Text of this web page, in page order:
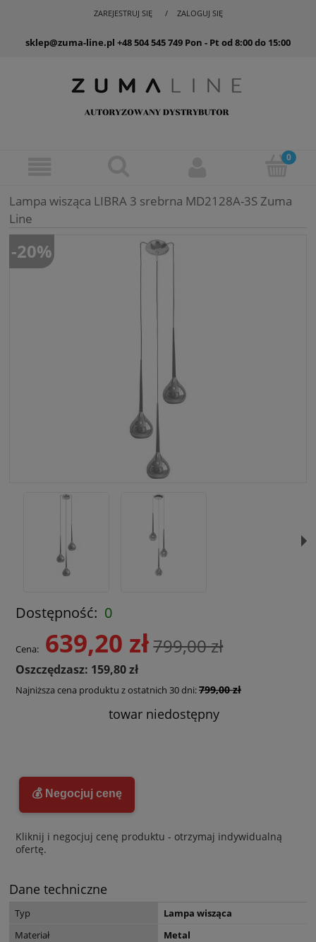
ZAREJESTRUJ SIĘ ZALOGUJ SIĘ
sklep@zuma-line.pl +48 504 545 749 Pon - Pt od 8:00 do 15:00
Lampa wisząca LIBRA 3 srebrna MD2128A-3S Zuma
Line
-20%
Dostępność: 0
Cena: 639,20 zł799,00 zł
Oszczędzasz: 159,80 zł
Najniższa cena produktu z ostatnich 30 dni:799,00 zł
towar niedostępny
💰 Negocjuj cenę
Kliknij i negocjuj cenę produktu - otrzymaj indywidualną
ofertę.
Dane techniczne
Typ
Lampa wisząca
Materiał
Metal